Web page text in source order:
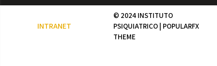
INTRANET
© 2024 INSTITUTO
PSIQUIATRICO | POPULARFX
THEME